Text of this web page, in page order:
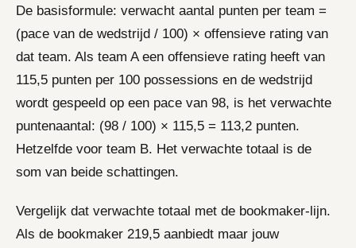
De basisformule: verwacht aantal punten per team =
(pace van de wedstrijd / 100) × offensieve rating van
dat team. Als team A een offensieve rating heeft van
115,5 punten per 100 possessions en de wedstrijd
wordt gespeeld op een pace van 98, is het verwachte
puntenaantal: (98 / 100) × 115,5 = 113,2 punten.
Hetzelfde voor team B. Het verwachte totaal is de
som van beide schattingen.
Vergelijk dat verwachte totaal met de bookmaker-lijn.
Als de bookmaker 219,5 aanbiedt maar jouw